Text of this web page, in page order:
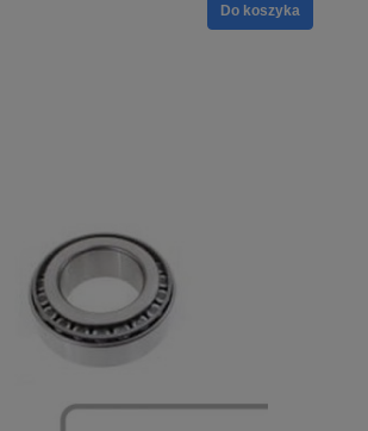
Do koszyka